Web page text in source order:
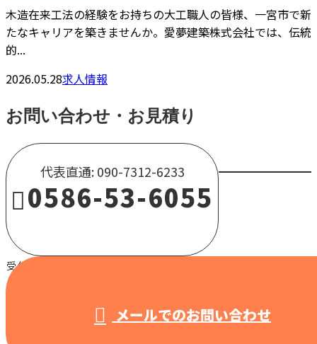
木造在来工法の経験をお持ちの大工職人の皆様、一宮市で新
たなキャリアを築きませんか。愛夢建築株式会社では、伝統
的...
2026.05.28求人情報
お問い合わせ・お見積り
代表直通: 090-7312-6233
0586-53-6055
受付 / 8:00～18:00 【営業電話固くお断り】
メールでのお問い合わせ